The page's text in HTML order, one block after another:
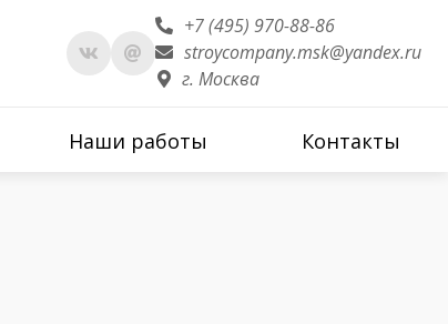
+7 (495) 970-88-86
stroycompany.msk@yandex.ru
г. Москва
Наши работы Контакты